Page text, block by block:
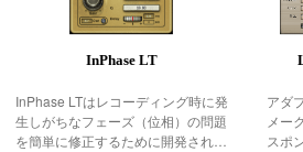
ダイナミクス
ボーカル
マスタリング
サチュレーション／ディストーショ
モジュレーション
InPhase LT
InPhase LTはレコーディング時に発
生しがちなフェーズ（位相）の問題
を簡単に修正するために開発された
アダ
メー
スポ